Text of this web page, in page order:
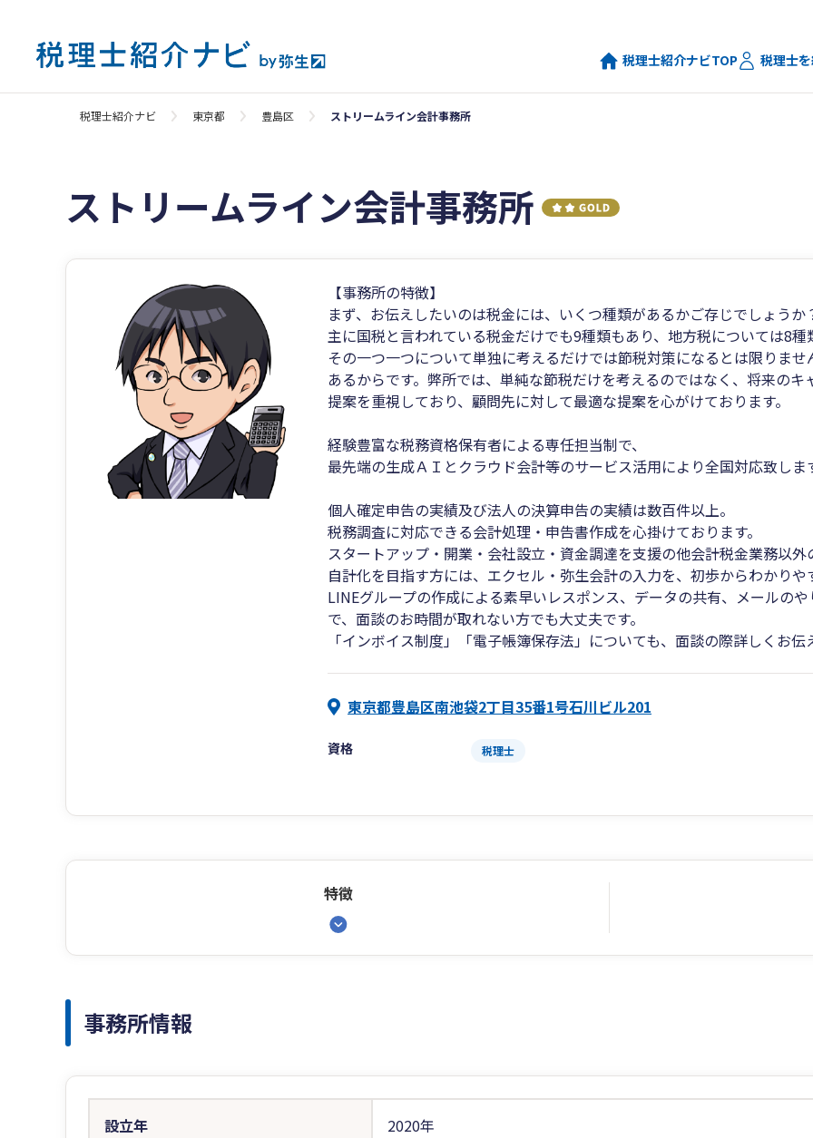
税理士紹介ナビTOP 税理士
税理士紹介ナビ 東京都 豊島区 ストリームライン会計事務所
ストリームライン会計事務所
【事務所の特徴】
まず、お伝えしたいのは税金には、いくつ種類があるかご存じでしょうか
主に国税と言われている税金だけでも9種類もあり、地方税については8種
その一つ一つについて単独に考えるだけでは節税対策になるとは限りま
あるからです。弊所では、単純な節税だけを考えるのではなく、将来の
提案を重視しており、顧問先に対して最適な提案を心がけております。
経験豊富な税務資格保有者による専任担当制で、
最先端の生成ＡＩとクラウド会計等のサービス活用により全国対応致しま
個人確定申告の実績及び法人の決算申告の実績は数百件以上。
税務調査に対応できる会計処理・申告書作成を心掛けております。
スタートアップ・開業・会社設立・資金調達を支援の他会計税金業務以
自計化を目指す方には、エクセル・弥生会計の入力を、初歩からわかり
LINEグループの作成による素早いレスポンス、データの共有、メールの
で、面談のお時間が取れない方でも大丈夫です。
「インボイス制度」「電子帳簿保存法」についても、面談の際詳しくお伝
東京都豊島区南池袋2丁目35番1号石川ビル201
資格 税理士
特徴
事務所情報
設立年 2020年